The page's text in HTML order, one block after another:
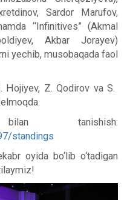
Sardor Marufov,
“Infinitives” (Akmal
Akbar Jorayev)
yechib, musobaqada faol
Hojiyev, Z. Qodirov va S.
tanishish:
standings
oyida bo‘lib o‘tadigan